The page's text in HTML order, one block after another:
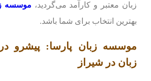
زبان معتبر و کارآمد می‌گردید، موسسه
بهترین انتخاب برای شما باشد.
موسسه زبان پارسا: پیشرو
زبان در شیراز